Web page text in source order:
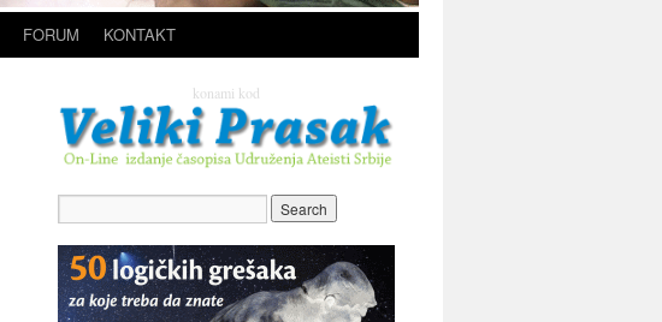
FORUM KONTAKT
konami kod